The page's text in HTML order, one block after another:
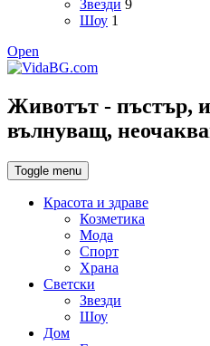
Звезди 9
Шоу 1
Open
Животът - пъстър,
вълнуващ,
Toggle menu
Красота и здраве
Козметика
Мода
Спорт
Храна
Светски
Звезди
Шоу
Дом